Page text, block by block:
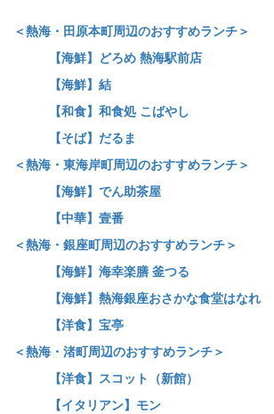
＜熱海・田原本町周辺のおすすめランチ＞
【海鮮】どろめ 熱海駅前店
【海鮮】結
【和食】和食処 こばやし
【そば】だるま
＜熱海・東海岸町周辺のおすすめランチ＞
【海鮮】でん助茶屋
【中華】壹番
＜熱海・銀座町周辺のおすすめランチ＞
【海鮮】海幸楽膳 釜つる
【海鮮】熱海銀座おさかな食堂はなれ
【洋食】宝亭
＜熱海・渚町周辺のおすすめランチ＞
【洋食】スコット（新館）
【イタリアン】モン